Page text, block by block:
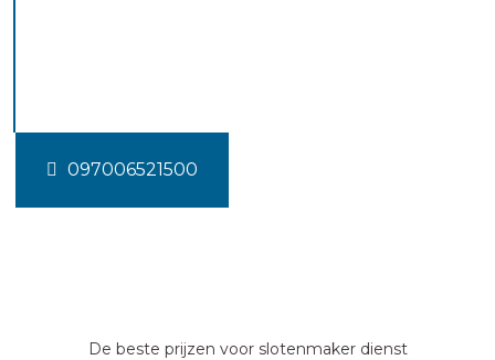
097006521500
De beste prijzen voor slotenmaker dienst